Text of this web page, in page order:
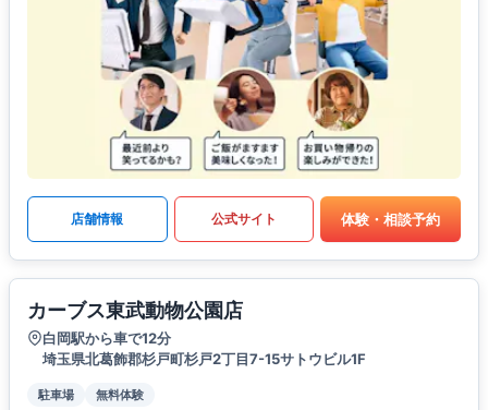
店舗情報 公式サイト 体験・相談予約
カーブス東武動物公園店
白岡駅から車で12分
埼玉県北葛飾郡杉戸町杉戸2丁目7-15サトウビル1F
駐車場 無料体験